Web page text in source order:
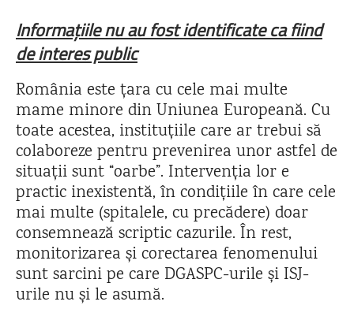
Informațiile nu au fost identificate ca fiind
de interes public
România este țara cu cele mai multe
mame minore din Uniunea Europeană. Cu
toate acestea, instituțiile care ar trebui să
colaboreze pentru prevenirea unor astfel de
situații sunt “oarbe”. Intervenția lor e
practic inexistentă, în condițiile în care cele
mai multe (spitalele, cu precădere) doar
consemnează scriptic cazurile. În rest,
monitorizarea și corectarea fenomenului
sunt sarcini pe care DGASPC-urile și ISJ-
urile nu și le asumă.